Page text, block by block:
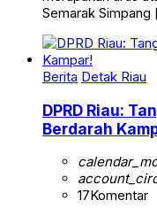
Semarak
Berita Detak Riau
DPRD Riau:
Berdarah
17Komentar